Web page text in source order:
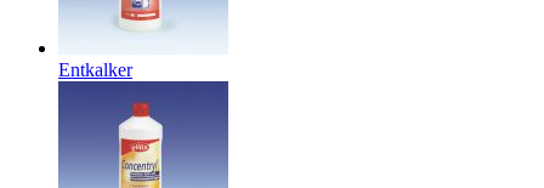
Entkalker